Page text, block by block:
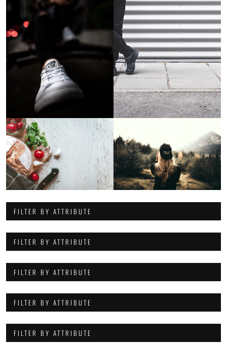
FILTER BY ATTRIBUTE
FILTER BY ATTRIBUTE
FILTER BY ATTRIBUTE
FILTER BY ATTRIBUTE
FILTER BY ATTRIBUTE